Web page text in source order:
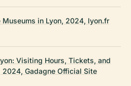
in Lyon, 2024, lyon.fr
Visiting Hours, Tickets, and
Gadagne Official Site